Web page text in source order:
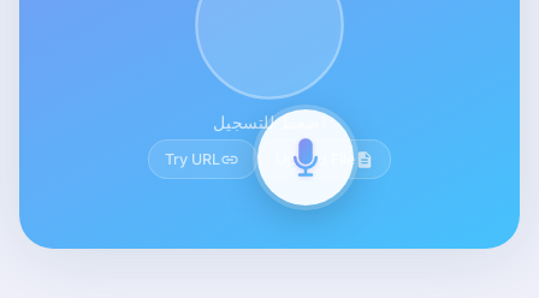
اضغط للتسجيل
Upload File
Try URL